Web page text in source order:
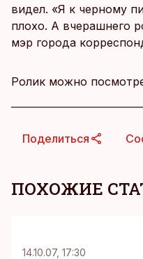
видел. «Я к черному
плохо. А вчерашнего
мэр города
Ролик можно
Поделиться
ПОХОЖИЕ
14.10.07, 17:30